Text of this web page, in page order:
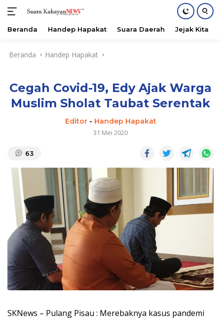
Beranda Handep Hapakat Suara Daerah Jejak Kita
Beranda Handep Hapakat
Cegah Covid-19, Edy Ajak Warga
Muslim Sholat Taubat Serentak
Editor- Handep Hapakat
31 Mei 2020
63
SKNews – Pulang Pisau : Merebaknya kasus pandemi